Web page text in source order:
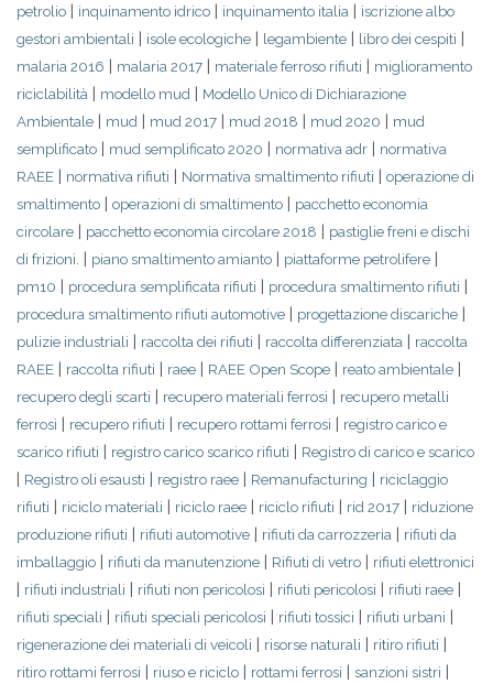
petrolio | inquinamento idrico | inquinamento italia | iscrizione albo
gestori ambientali | isole ecologiche | legambiente | libro dei cespiti |
malaria 2016 | malaria 2017 | materiale ferroso rifiuti | miglioramento
riciclabilità | modello mud | Modello Unico di Dichiarazione
Ambientale | mud | mud 2017 | mud 2018 | mud 2020 | mud
semplificato | mud semplificato 2020 | normativa adr | normativa
RAEE | normativa rifiuti | Normativa smaltimento rifiuti | operazione di
smaltimento | operazioni di smaltimento | pacchetto economia
circolare | pacchetto economia circolare 2018 | pastiglie freni e dischi
di frizioni. | piano smaltimento amianto | piattaforme petrolifere |
pm10 | procedura semplificata rifiuti | procedura smaltimento rifiuti |
procedura smaltimento rifiuti automotive | progettazione discariche |
pulizie industriali | raccolta dei rifiuti | raccolta differenziata | raccolta
RAEE | raccolta rifiuti | raee | RAEE Open Scope | reato ambientale |
recupero degli scarti | recupero materiali ferrosi | recupero metalli
ferrosi | recupero rifiuti | recupero rottami ferrosi | registro carico e
scarico rifiuti | registro carico scarico rifiuti | Registro di carico e scarico
| Registro oli esausti | registro raee | Remanufacturing | riciclaggio
rifiuti | riciclo materiali | riciclo raee | riciclo rifiuti | rid 2017 | riduzione
produzione rifiuti | rifiuti automotive | rifiuti da carrozzeria | rifiuti da
imballaggio | rifiuti da manutenzione | Rifiuti di vetro | rifiuti elettronici
| rifiuti industriali | rifiuti non pericolosi | rifiuti pericolosi | rifiuti raee |
rifiuti speciali | rifiuti speciali pericolosi | rifiuti tossici | rifiuti urbani |
rigenerazione dei materiali di veicoli | risorse naturali | ritiro rifiuti |
ritiro rottami ferrosi | riuso e riciclo | rottami ferrosi | sanzioni sistri |